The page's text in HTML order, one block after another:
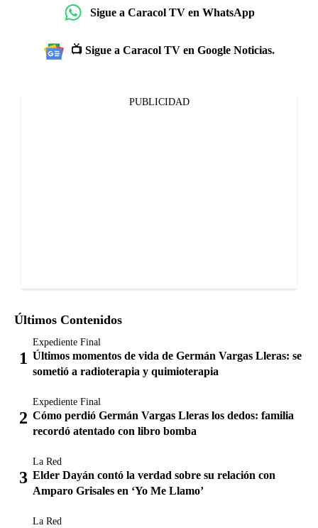
Sigue a Caracol TV en WhatsApp
📺 Sigue a Caracol TV en Google Noticias.
PUBLICIDAD
Últimos Contenidos
Expediente Final
Últimos momentos de vida de Germán Vargas Lleras: se
sometió a radioterapia y quimioterapia
Expediente Final
Cómo perdió Germán Vargas Lleras los dedos: familia
recordó atentado con libro bomba
La Red
Elder Dayán contó la verdad sobre su relación con
Amparo Grisales en ‘Yo Me Llamo’
La Red